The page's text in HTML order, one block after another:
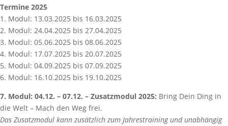
Termine 2025
1. Modul: 13.03.2025 bis 16.03.2025
2. Modul: 24.04.2025 bis 27.04.2025
3. Modul: 05.06.2025 bis 08.06.2025
4. Modul: 17.07.2025 bis 20.07.2025
5. Modul: 04.09.2025 bis 07.09.2025
6. Modul: 16.10.2025 bis 19.10.2025
7. Modul: 04.12. – 07.12. – Zusatzmodul 2025: Bring Dein Ding in
die Welt – Mach den Weg frei.
Das Zusatzmodul kann zusätzlich zum Jahrestraining und unabhängig